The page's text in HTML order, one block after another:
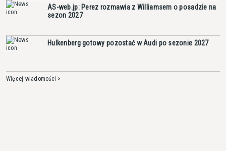
AS-web.jp: Perez rozmawia z Williamsem o posadzie na
sezon 2027
Hulkenberg gotowy pozostać w Audi po sezonie 2027
Więcej wiadomości >